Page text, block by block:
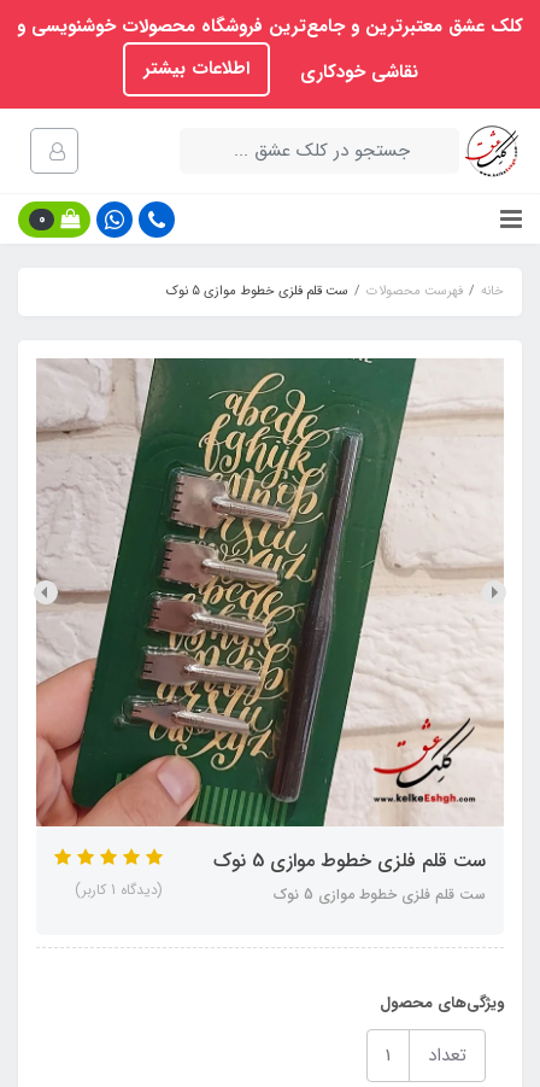
کلک عشق معتبرترین و جامع‌ترین فروشگاه محصولات خوشنویسی و
نقاشی خودکاری
اطلاعات بیشتر
0
خانه فهرست محصولات ست قلم فلزی خطوط موازی 5 نوک
ست قلم فلزی خطوط موازی 5 نوک
ست قلم فلزی خطوط موازی 5 نوک (دیدگاه 1 کاربر)
ویژگی‌های محصول
تعداد